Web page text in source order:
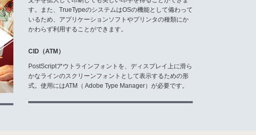
トックカーみたいな3書体 No.2」
トックカーみたいな6書体セット」
トックカーみたいな3書体 No.3」
トックカーみたいな3書体 No.4」
トックカーみたいな6書体セット Vol.2」
トックカーみたいな3書体 No.5」
トックカーみたいな3書体 No.5B」
トックカーみたいな3書体 No.6」
トックカーみたいな3書体 No6B」
トックカーみたいな6書体セット Vol.4」
トックカーみたいな3書体 No.7」
トックカーみたいな3書体 No.7Sir」
す。また、TrueTypeのシステムはOSの機能として備わって
いるため、アプリケーションソフトやプリンタの種類にか
かわらず利用することができます。
CID（ATM）
PostScriptアウトラインフォントを、ディスプレイ上に滑ら
かなラインのスクリーンフォントとして表示するための形
式。使用にはATM（ Adobe Type Manager）が必要です。